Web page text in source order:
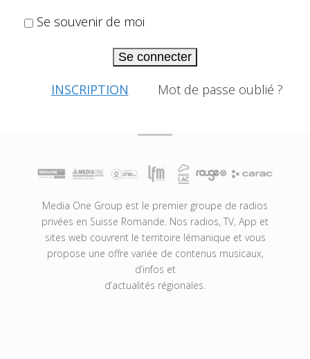
Se souvenir de moi
Se connecter
INSCRIPTION Mot de passe oublié ?
Media One Group est le premier groupe de radios
privées en Suisse Romande. Nos radios, TV, App et
sites web couvrent le territoire lémanique et vous
propose une offre variée de contenus musicaux,
d’infos et
d’actualités régionales.